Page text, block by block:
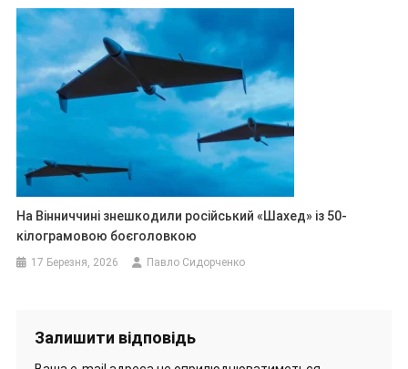
На Вінниччині знешкодили російський «Шахед» із 50-
кілограмовою боєголовкою
17 Березня, 2026 Павло Сидорченко
Залишити відповідь